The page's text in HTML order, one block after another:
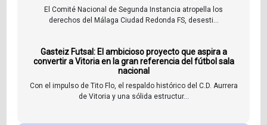
El Comité Nacional de Segunda Instancia atropella los
derechos del Málaga Ciudad Redonda FS, desesti...
Gasteiz Futsal: El ambicioso proyecto que aspira a
convertir a Vitoria en la gran referencia del fútbol sala
nacional
Con el impulso de Tito Flo, el respaldo histórico del C.D. Aurrera
de Vitoria y una sólida estructur...